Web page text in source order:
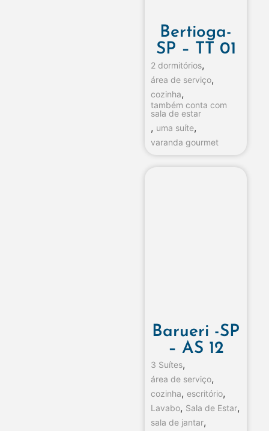
Bertioga-
SP – TT 01
2 dormitórios,
área de serviço,
cozinha,
também conta com
sala de estar
, uma suíte,
varanda gourmet
Barueri -SP
– AS 12
3 Suítes,
área de serviço,
cozinha, escritório,
Lavabo, Sala de Estar,
sala de jantar,